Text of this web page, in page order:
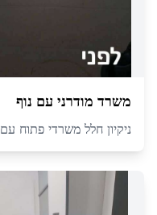
משרד מודרני עם נוף
ניקיון חלל משרדי פתוח עם